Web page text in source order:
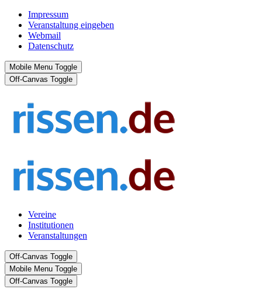
Impressum
Veranstaltung eingeben
Webmail
Datenschutz
Mobile Menu Toggle
Off-Canvas Toggle
Vereine
Institutionen
Veranstaltungen
Off-Canvas Toggle
Mobile Menu Toggle
Off-Canvas Toggle